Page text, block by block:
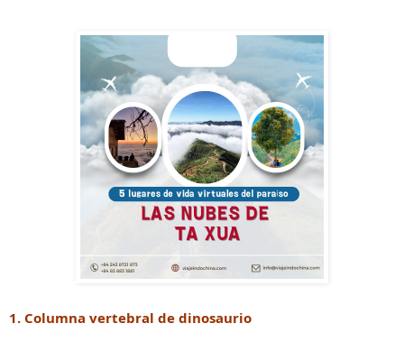
1. Columna vertebral de dinosaurio